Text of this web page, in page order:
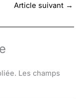
Article suivant →
Les champs